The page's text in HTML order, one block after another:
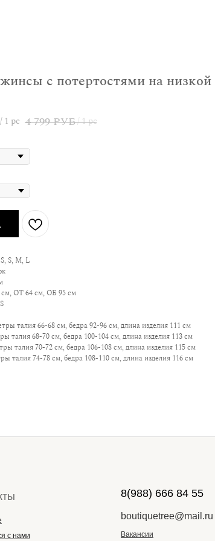
с потертостями на низкой
/1 pc 4 799РУБ/1 pc
S, M, L
ОТ 64 см, ОБ 95 см
талия 66-68 см, бедра 92-96 см, длина изделия 111 см
талия 68-70 см, бедра 100-104 см, длина изделия 113 см
талия 70-72 см, бедра 106-108 см, длина изделия 115 см
талия 74-78 см, бедра 108-110 см, длина изделия 116 см
8(988) 666 84 55
boutiquetree@mail.ru
Вакансии
с нами